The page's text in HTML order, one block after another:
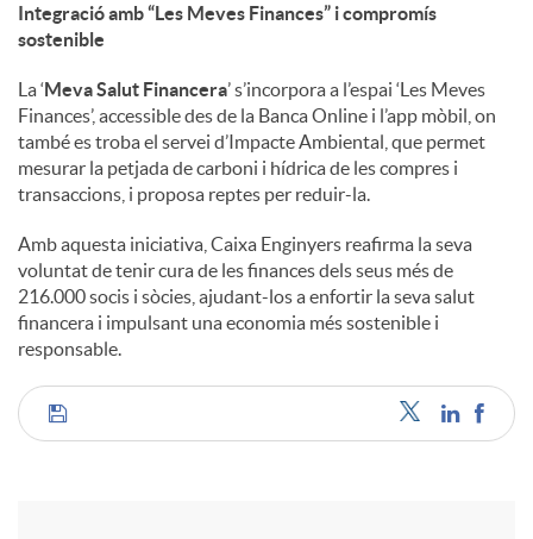
Integració amb “Les Meves Finances” i compromís
sostenible
La ‘Meva Salut Financera’ s’incorpora a l’espai ‘Les Meves
Finances’, accessible des de la Banca Online i l’app mòbil, on
també es troba el servei d’Impacte Ambiental, que permet
mesurar la petjada de carboni i hídrica de les compres i
transaccions, i proposa reptes per reduir-la.
Amb aquesta iniciativa, Caixa Enginyers reafirma la seva
voluntat de tenir cura de les finances dels seus més de
216.000 socis i sòcies, ajudant-los a enfortir la seva salut
financera i impulsant una economia més sostenible i
responsable.
C